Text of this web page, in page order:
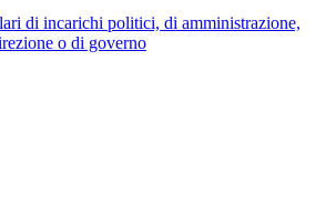
di incarichi politici, di amministrazione,
o di governo